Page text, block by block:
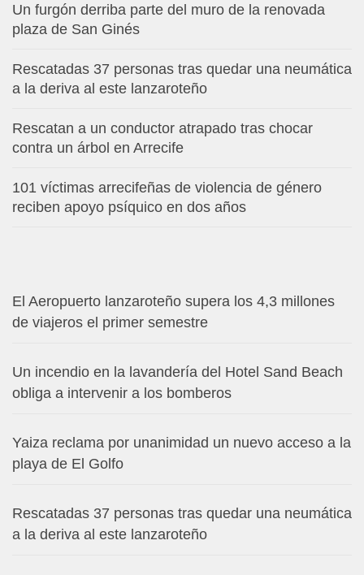
Un furgón derriba parte del muro de la renovada
plaza de San Ginés
Rescatadas 37 personas tras quedar una neumática
a la deriva al este lanzaroteño
Rescatan a un conductor atrapado tras chocar
contra un árbol en Arrecife
101 víctimas arrecifeñas de violencia de género
reciben apoyo psíquico en dos años
El Aeropuerto lanzaroteño supera los 4,3 millones
de viajeros el primer semestre
Un incendio en la lavandería del Hotel Sand Beach
obliga a intervenir a los bomberos
Yaiza reclama por unanimidad un nuevo acceso a la
playa de El Golfo
Rescatadas 37 personas tras quedar una neumática
a la deriva al este lanzaroteño